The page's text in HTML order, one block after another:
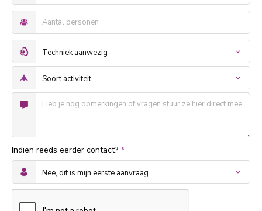
Indien reeds eerder contact? *